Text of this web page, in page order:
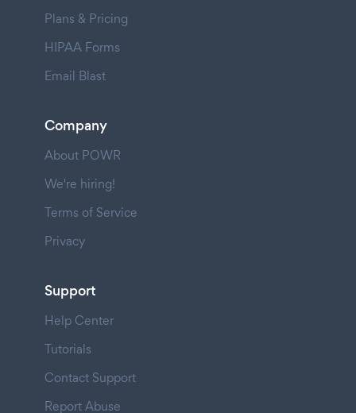
Plans & Pricing
HIPAA Forms
Email Blast
Company
About POWR
We're hiring!
Terms of Service
Privacy
Support
Help Center
Tutorials
Contact Support
Report Abuse